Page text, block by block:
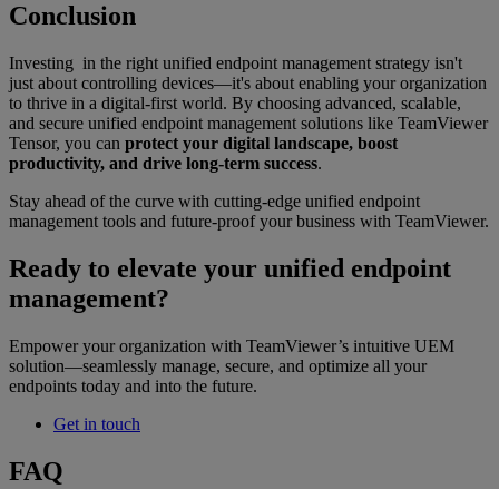
Conclusion
Investing in the right unified endpoint management strategy isn't
just about controlling devices—it's about enabling your organization
to thrive in a digital-first world. By choosing advanced, scalable,
and secure unified endpoint management solutions like TeamViewer
Tensor, you can protect your digital landscape, boost
productivity, and drive long-term success.
Stay ahead of the curve with cutting-edge unified endpoint
management tools and future-proof your business with TeamViewer.
Ready to elevate your unified endpoint
management?
Empower your organization with TeamViewer’s intuitive UEM
solution—seamlessly manage, secure, and optimize all your
endpoints today and into the future.
Get in touch
FAQ